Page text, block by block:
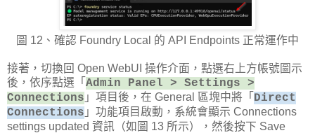
圖 12、確認 Foundry Local 的 API Endpoints 正常運作中
接著，切換回 Open WebUI 操作介面，點選右上方帳號圖示
後，依序點選「 Admin Panel > Settings >
Connections 」項目後，在 General 區塊中將「 Direct
Connections 」功能項目啟動，系統會顯示 Connections
settings updated 資訊（如圖 13 所示），然後按下 Save